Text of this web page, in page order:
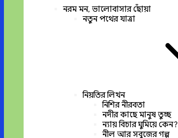
নরম মন, ভালোবাসার ছোঁয়া
নতুন পথের যাত্রা
নিয়তির লিখন
নিশির নীরবতা
নদীর কাছে মানুষ তুচ্ছ
ন্যায় বিচার ঘুমিয়ে কেন?
নীল আর সবুজের গল্প